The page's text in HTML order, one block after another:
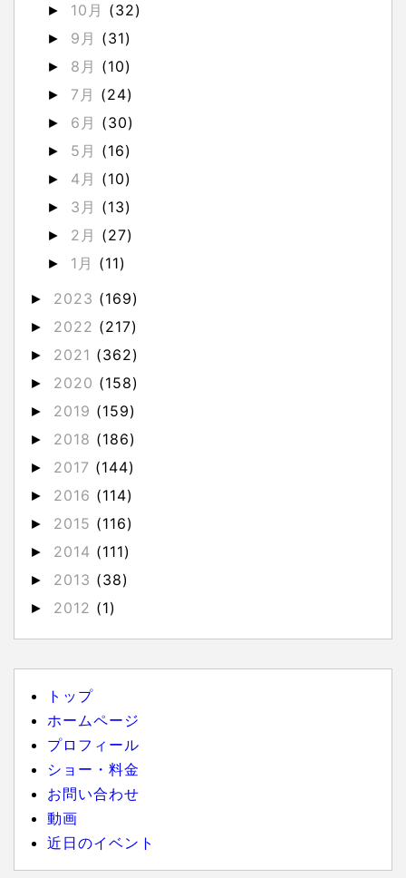
► 10月 (32)
► 9月 (31)
► 8月 (10)
► 7月 (24)
► 6月 (30)
► 5月 (16)
► 4月 (10)
► 3月 (13)
► 2月 (27)
► 1月 (11)
► 2023 (169)
► 2022 (217)
► 2021 (362)
► 2020 (158)
► 2019 (159)
► 2018 (186)
► 2017 (144)
► 2016 (114)
► 2015 (116)
► 2014 (111)
► 2013 (38)
► 2012 (1)
トップ
ホームページ
プロフィール
ショー・料金
お問い合わせ
動画
近日のイベント